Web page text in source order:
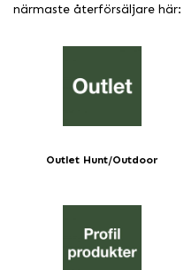
närmaste återförsäljare här:
Outlet Hunt/Outdoor